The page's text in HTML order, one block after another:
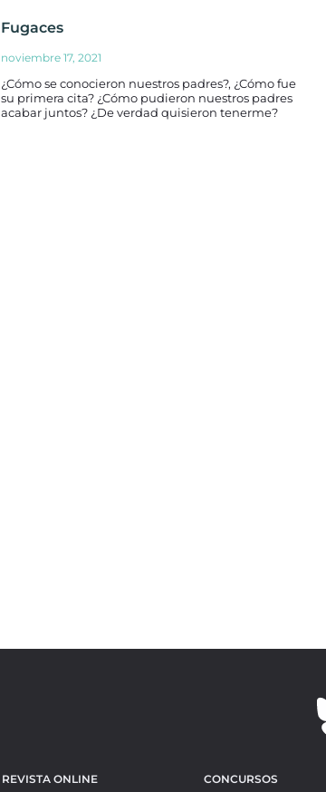
Fugaces
noviembre 17, 2021
¿Cómo se conocieron nuestros padres?, ¿Cómo fue
su primera cita? ¿Cómo pudieron nuestros padres
acabar juntos? ¿De verdad quisieron tenerme?
REVISTA ONLINE
CONCURSOS